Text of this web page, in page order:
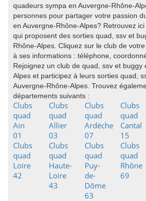
quadeurs sympa en Auvergne-Rhône-
personnes pour partager votre passion
en Auvergne-Rhône-Alpes? Retrouvez
qui proposent des sorties quad, ssv et
Rhône-Alpes. Cliquez sur le club de
à ses informations : téléphone,
Rejoignez un club de quad, ssv et buggy
Alpes et participez à leurs sorties quad,
Auvergne-Rhône-Alpes. Trouvez
départements suivants :
Clubs
quad
Ain
01
Clubs
quad
Allier
03
Clubs
quad
Ardèche
07
Clubs
quad
Cantal
15
Clubs
quad
Loire
42
Clubs
quad
Haute-
Loire
43
Clubs
quad
Puy-
de-
Dôme
63
Clubs
quad
Rhône
69